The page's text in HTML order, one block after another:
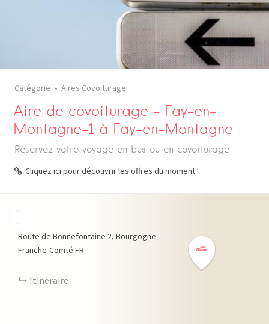
Catégorie Aires Covoiturage
Aire de covoiturage – Fay-en-
Montagne-1 à Fay-en-Montagne
Réservez votre voyage en bus ou en covoiturage
Cliquez ici pour découvrir les offres du moment !
Route de Bonnefontaine 2 Bourgogne-
Franche-Comté FR
Itinéraire